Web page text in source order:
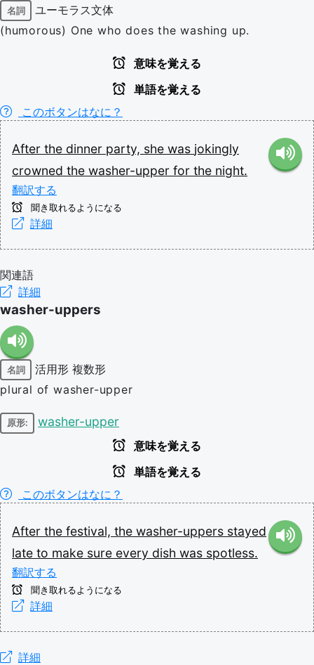
名詞
ユーモラス文体
(humorous) One who does the washing up.
意味を覚える
単語を覚える
このボタンはなに？
After the dinner party, she was jokingly
crowned the washer-upper for the night.
翻訳する
聞き取れるようになる
詳細
関連語
詳細
washer-uppers
名詞 活用形 複数形
plural of washer-upper
原形: washer-upper
意味を覚える
単語を覚える
このボタンはなに？
After the festival, the washer-uppers stayed
late to make sure every dish was spotless.
翻訳する
聞き取れるようになる
詳細
詳細